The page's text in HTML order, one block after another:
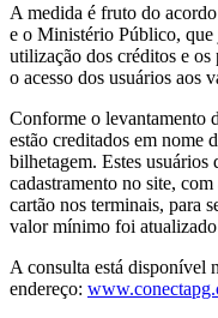
A medida é fruto do
e o Ministério Público, que
utilização dos créditos e os
o acesso dos usuários aos
Conforme o levantamento
estão creditados em nome
bilhetagem. Estes usuários
cadastramento no site,
cartão nos terminais, para
valor mínimo foi atualizado
A consulta está disponível
endereço: